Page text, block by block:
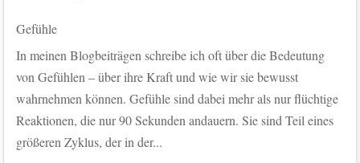
Gefühle
In meinen Blogbeiträgen schreibe ich oft über die Bedeutung
von Gefühlen – über ihre Kraft und wie wir sie bewusst
wahrnehmen können. Gefühle sind dabei mehr als nur flüchtige
Reaktionen, die nur 90 Sekunden andauern. Sie sind Teil eines
größeren Zyklus, der in der...